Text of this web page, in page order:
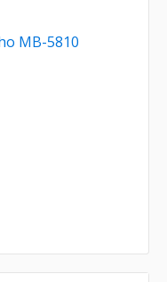
MB-5810